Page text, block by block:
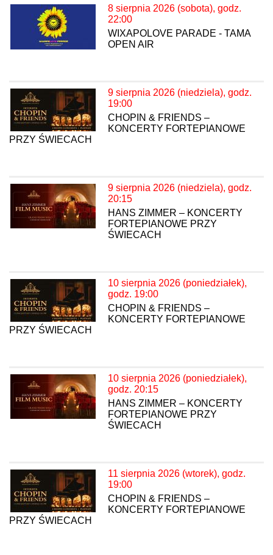
8 sierpnia 2026 (sobota), godz.
22:00
WIXAPOLOVE PARADE - TAMA
OPEN AIR
9 sierpnia 2026 (niedziela), godz.
19:00
CHOPIN & FRIENDS –
KONCERTY FORTEPIANOWE
PRZY ŚWIECACH
9 sierpnia 2026 (niedziela), godz.
20:15
HANS ZIMMER – KONCERTY
FORTEPIANOWE PRZY
ŚWIECACH
10 sierpnia 2026 (poniedziałek),
godz. 19:00
CHOPIN & FRIENDS –
KONCERTY FORTEPIANOWE
PRZY ŚWIECACH
10 sierpnia 2026 (poniedziałek),
godz. 20:15
HANS ZIMMER – KONCERTY
FORTEPIANOWE PRZY
ŚWIECACH
11 sierpnia 2026 (wtorek), godz.
19:00
CHOPIN & FRIENDS –
KONCERTY FORTEPIANOWE
PRZY ŚWIECACH